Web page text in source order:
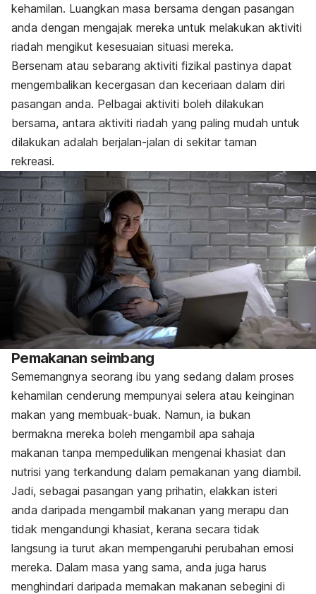
kehamilan. Luangkan masa bersama dengan pasangan
anda dengan mengajak mereka untuk melakukan aktiviti
riadah mengikut kesesuaian situasi mereka.
Bersenam atau sebarang aktiviti fizikal pastinya dapat
mengembalikan kecergasan dan keceriaan dalam diri
pasangan anda. Pelbagai aktiviti boleh dilakukan
bersama, antara aktiviti riadah yang paling mudah untuk
dilakukan adalah berjalan-jalan di sekitar taman
rekreasi.
Pemakanan seimbang
Sememangnya seorang ibu yang sedang dalam proses
kehamilan cenderung mempunyai selera atau keinginan
makan yang membuak-buak. Namun, ia bukan
bermakna mereka boleh mengambil apa sahaja
makanan tanpa mempedulikan mengenai khasiat dan
nutrisi yang terkandung dalam pemakanan yang diambil.
Jadi, sebagai pasangan yang prihatin, elakkan isteri
anda daripada mengambil makanan yang merapu dan
tidak mengandungi khasiat, kerana secara tidak
langsung ia turut akan mempengaruhi perubahan emosi
mereka. Dalam masa yang sama, anda juga harus
menghindari daripada memakan makanan sebegini di